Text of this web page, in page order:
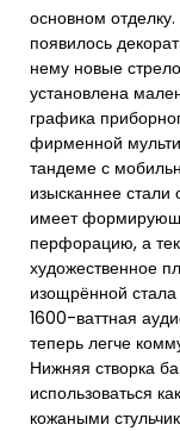
основном
появилось
нему новые
установлена
графика
фирменной
тандеме с
изысканнее
имеет
перфорацию, а
художественное
изощрённой
1600-ваттная
теперь легче
Нижняя створка
использоваться
кожаными